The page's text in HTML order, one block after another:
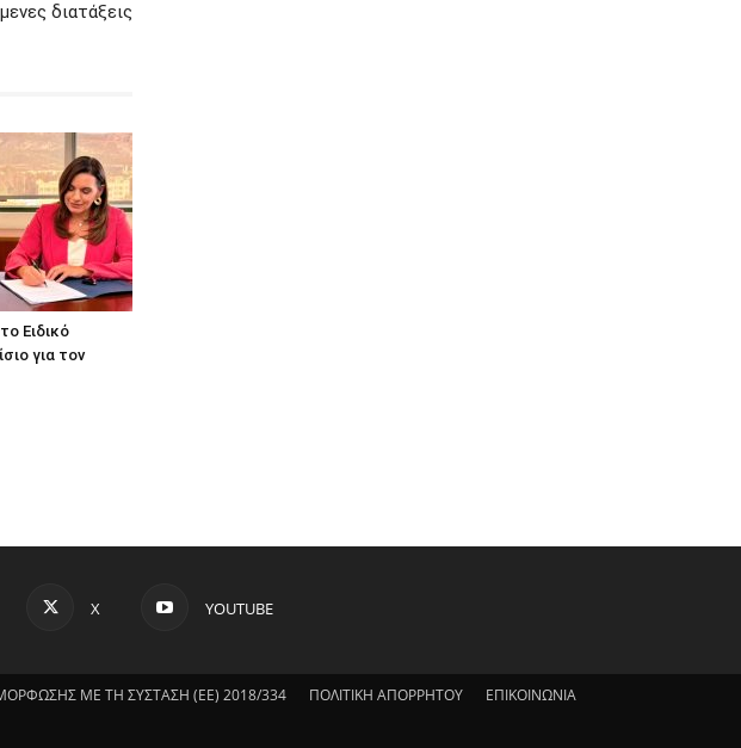
διατάξεις
Ειδικό
για τον
X YOUTUBE
ΜΕ ΤΗ ΣΥΣΤΑΣΗ (ΕΕ) 2018/334 ΠΟΛΙΤΙΚΗ ΑΠΟΡΡΗΤΟΥ ΕΠΙΚΟΙΝΩΝΙΑ